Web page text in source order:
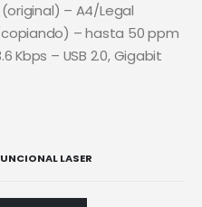
– A4/Legal
– hasta 50 ppm
Kbps – USB 2.0, Gigabit
LASER